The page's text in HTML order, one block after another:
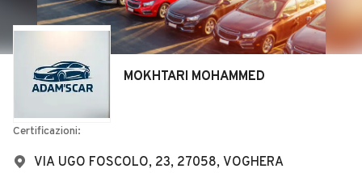
Auto Nuove
Noleggio a lungo termine
Auto d'epoca
Moto
MOKHTARI MOHAMMED
Certificazioni:
VIA UGO FOSCOLO, 23, 27058, VOGHERA